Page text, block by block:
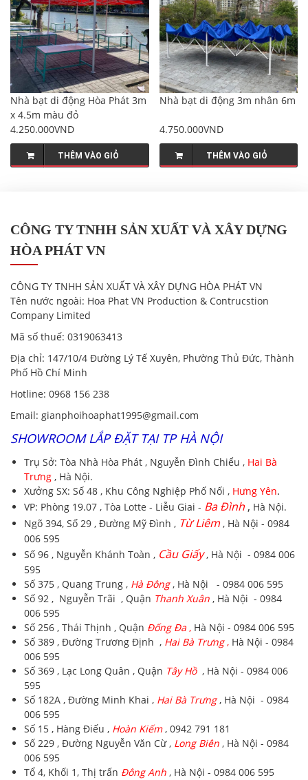
Nhà bạt di động Hòa Phát 3m
x 4.5m màu đỏ
4.250.000VND
THÊM VÀO GIỎ
Nhà bạt di động 3m nhân 6m
4.750.000VND
THÊM VÀO GIỎ
CÔNG TY TNHH SẢN XUẤT VÀ XÂY DỰNG
HÒA PHÁT VN
CÔNG TY TNHH SẢN XUẤT VÀ XÂY DỰNG HÒA PHÁT VN
Tên nước ngoài: Hoa Phat VN Production & Contrucstion
Company Limited
Mã số thuế: 0319063413
Địa chỉ: 147/10/4 Đường Lý Tế Xuyên, Phường Thủ Đức, Thành
Phố Hồ Chí Minh
Hotline: 0968 156 238
Email: gianphoihoaphat1995@gmail.com
SHOWROOM LẮP ĐẶT TẠI TP HÀ NỘI
Trụ Sở: Tòa Nhà Hòa Phát , Nguyễn Đình Chiểu , Hai Bà
Trưng , Hà Nội.
Xưởng SX: Số 48 , Khu Công Nghiệp Phố Nối , Hưng Yên.
VP: Phòng 19.07 , Tòa Lotte - Liễu Giai - Ba Đình , Hà Nội.
Ngõ 394, Số 29 , Đường Mỹ Đình , Từ Liêm, Hà Nội - 0984
006 595
Số 96 , Nguyễn Khánh Toàn , Cầu Giấy , Hà Nội - 0984 006
595
Số 375 , Quang Trung , Hà Đông, Hà Nội - 0984 006 595
Số 92 , Nguyễn Trãi , Quận Thanh Xuân , Hà Nội - 0984
006 595
Số 256 , Thái Thịnh , Quận Đống Đa , Hà Nội - 0984 006 595
Số 389 , Đường Trương Định , Hai Bà Trưng, Hà Nội - 0984
006 595
Số 369 , Lạc Long Quân , Quận Tây Hồ , Hà Nội - 0984 006
595
Số 182A , Đường Minh Khai , Hai Bà Trưng, Hà Nội - 0984
006 595
Số 15 , Hàng Điếu , Hoàn Kiếm , 0942 791 181
Số 229 , Đường Nguyễn Văn Cừ , Long Biên , Hà Nội - 0984
006 595
Tổ 4, Khối 1, Thị trấn Đông Anh , Hà Nội - 0984 006 595